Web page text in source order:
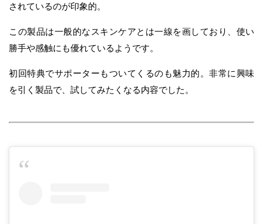
されているのが印象的。
この製品は一般的なスキンケアとは一線を画しており、使い
勝手や感触にも優れているようです。
初回特典でサポーターもついてくるのも魅力的。非常に興味
を引く製品で、試してみたくなる内容でした。